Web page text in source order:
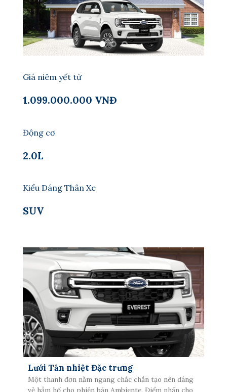
Giá niêm yết từ
1.099.000.000 VNĐ
Động cơ
2.0L
Kiểu Dáng Thân Xe
SUV
Lưới Tản nhiệt Đặc trưng
Một thanh đơn nằm ngang chắc chắn tạo nên dáng
vẻ hầm hố cho phiên bản Ambiente. Điểm nhấn cho